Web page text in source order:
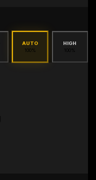
AUTO
100%
HIGH